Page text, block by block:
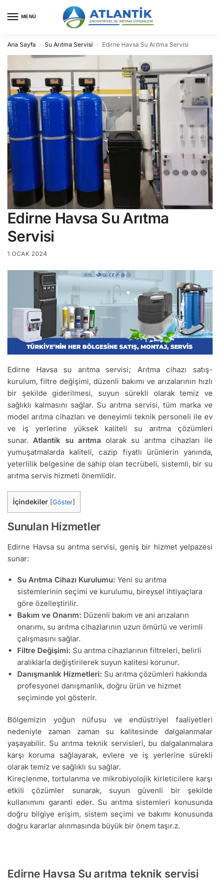
MENÜ
Ana Sayfa / Su Arıtma Servisi / Edirne Havsa Su Arıtma Servisi
Edirne Havsa Su Arıtma
Servisi
1 OCAK 2024
Edirne Havsa su arıtma servisi; Arıtma cihazı satış-
kurulum, filtre değişimi, düzenli bakımı ve arızalarının hızlı
bir şekilde giderilmesi, suyun sürekli olarak temiz ve
sağlıklı kalmasını sağlar. Su arıtma servisi, tüm marka ve
model arıtma cihazları ve deneyimli teknik personeli ile ev
ve iş yerlerine yüksek kaliteli su arıtma çözümleri
sunar.Atlantik su arıtma olarak su arıtma cihazları ile
yumuşatmalarda kaliteli, cazip fiyatlı ürünlerin yanında,
yeterlilik belgesine de sahip olan tecrübeli, sistemli, bir su
arıtma servis hizmeti önemlidir.
İçindekiler [Göster]
Sunulan Hizmetler
Edirne Havsa su arıtma servisi, geniş bir hizmet yelpazesi
sunar:
Su Arıtma Cihazı Kurulumu: Yeni su arıtma
sistemlerinin seçimi ve kurulumu, bireysel ihtiyaçlara
göre özelleştirilir.
Bakım ve Onarım: Düzenli bakım ve ani arızaların
onarımı, su arıtma cihazlarının uzun ömürlü ve verimli
çalışmasını sağlar.
Filtre Değişimi: Su arıtma cihazlarının filtreleri, belirli
aralıklarla değiştirilerek suyun kalitesi korunur.
Danışmanlık Hizmetleri: Su arıtma çözümleri hakkında
profesyonel danışmanlık, doğru ürün ve hizmet
seçiminde yol gösterir.
Bölgemizin yoğun nüfusu ve endüstriyel faaliyetleri
nedeniyle zaman zaman su kalitesinde dalgalanmalar
yaşayabilir. Su arıtma teknik servisleri, bu dalgalanmalara
karşı koruma sağlayarak, evlere ve iş yerlerine sürekli
olarak temiz ve sağlıklı su sağlar.
Kireçlenme, tortulanma ve mikrobiyolojik kirleticilere karşı
etkili çözümler sunarak, suyun güvenli bir şekilde
kullanımını garanti eder. Su arıtma sistemleri konusunda
doğru bilgiye erişim, sistem seçimi ve bakımı konusunda
doğru kararlar alınmasında büyük bir önem taşır.z.
Edirne Havsa Su arıtma teknik servisi